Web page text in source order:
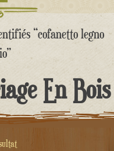
“cofanetto legno
En Bois